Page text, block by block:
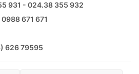
Podcast
931 - 024.38 355 932
0988 671 671
626 79595